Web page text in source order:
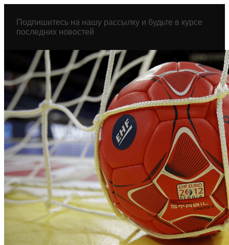
содержимому
Подпишитесь на нашу рассылку и будьте в курсе
последних новостей